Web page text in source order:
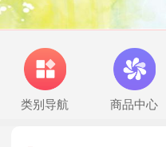
类别导航 商品中心